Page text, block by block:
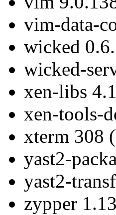
vim-data-
wicked
wicked-
xen-libs
xen-tools-
xterm 308
yast2-
yast2-
zypper